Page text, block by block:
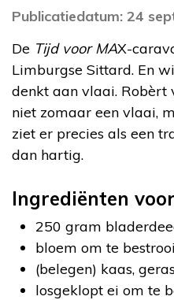
Publicatiedatum: 24
De Tijd voor MAX-
Limburgse Sittard. En
denkt aan vlaai. Robèrt
niet zomaar een vlaai,
ziet er precies als een
dan hartig.
Ingrediënten
250 gram
bloem om te
(belegen) kaas,
losgeklopt ei om te